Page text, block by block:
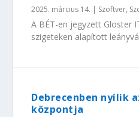
2025. március 14. | Szoftver,
A BÉT-en jegyzett Gloster
szigeteken alapított
Debrecenben nyílik
központja